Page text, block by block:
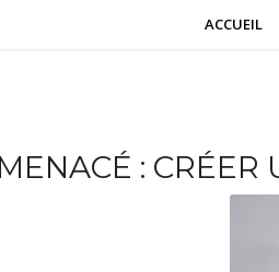
ACCUEIL
: CRÉER